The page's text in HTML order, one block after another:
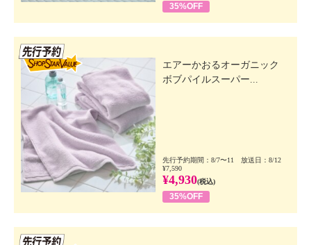
35%OFF
エアーかおるオーガニック
ボブパイルスーパー...
先行予約期間：8/7〜11 放送日：8/12
¥7,590
¥4,930(税込)
35%OFF